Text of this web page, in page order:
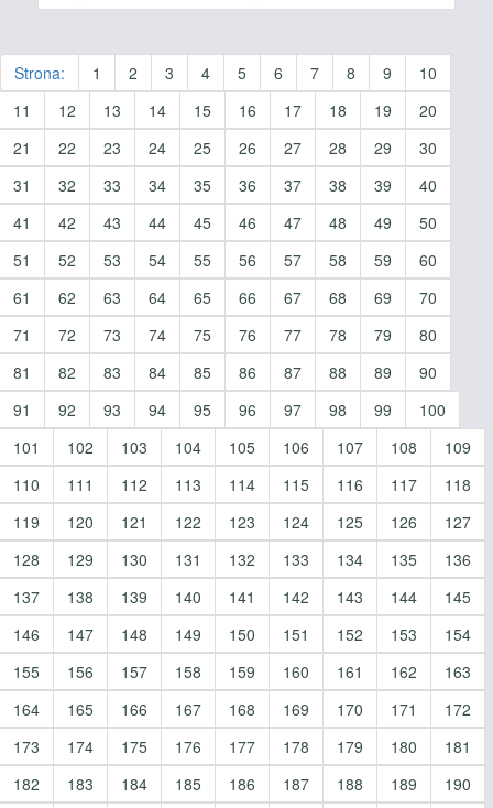
Strona: 1 2 3 4 5 6 7 8 9
10
11
12 13 14 15 16 17 18 19
20
21
22 23 24 25 26 27 28 29
30
31
32 33 34 35 36 37 38 39
40
41
42 43 44 45 46 47 48 49
50
51
52 53 54 55 56 57 58 59
60
61
62 63 64 65 66 67 68 69
70
71
72 73 74 75 76 77 78 79
80
81
82 83 84 85 86 87 88 89
90
91
92 93 94 95 96 97 98 99
100
101
102 103 104 105 106 107 108
109
110
111 112 113 114 115 116 117
118
119
120 121 122 123 124 125 126
127
128
129 130 131 132 133 134 135
136
137
138 139 140 141 142 143 144
145
146
147 148 149 150 151 152 153
154
155
156 157 158 159 160 161 162
163
164
165 166 167 168 169 170 171
172
173
174 175 176 177 178 179 180
181
182
183 184 185 186 187 188 189
190